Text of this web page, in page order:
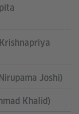
Joshi)
Khalid)